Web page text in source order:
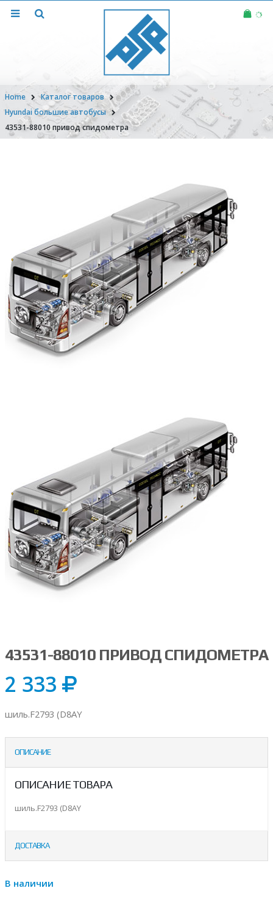
Home
Каталог товаров
Hyundai большие автобусы
43531-88010 привод спидометра
43531-88010 ПРИВОД СПИДОМЕТРА
2 333
шиль.F2793 (D8AY
ОПИСАНИЕ
ОПИСАНИЕ ТОВАРА
шиль.F2793 (D8AY
ДОСТАВКА
В наличии